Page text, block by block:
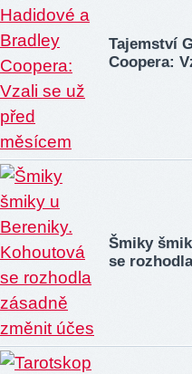
Tajemství
Coopera:
Šmiky
se